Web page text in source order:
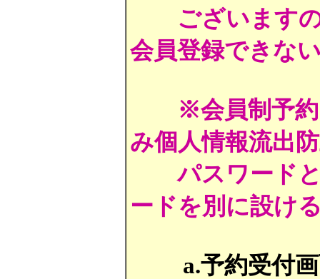
ございます
会員登録できな
※会員制予
み個人情報流出
パスワード
ードを別に設け
a.予約受付画